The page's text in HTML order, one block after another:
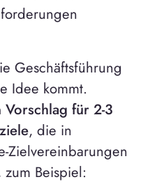
Geschäftsführung
Idee kommt.
für 2-3
, die in
Zielvereinbarungen
Beispiel: